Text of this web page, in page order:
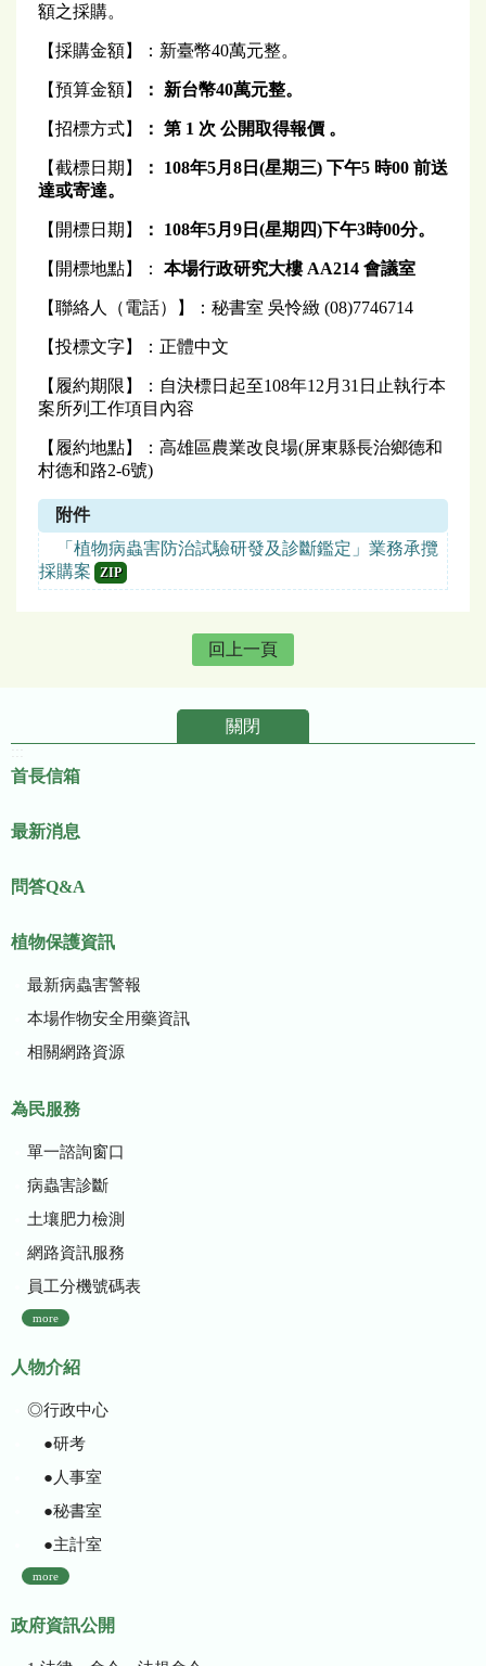
額之採購。
【採購金額】：新臺幣40萬元整。
【預算金額】 ： 新台幣40萬元整。
【招標方式】 ： 第 1 次 公開取得報價 。
【截標日期】 ： 108年5月8日(星期三) 下午5 時00 前送
達或寄達。
【開標日期】 ： 108年5月9日(星期 四)下午3時00分。
【開標地點】： 本場行政研究大樓 AA214 會議室
【聯絡人（電話）】：秘書室 吳怜緻 (08)7746714
【投標文字】：正體中文
【履約期限】：自決標日起至108年12月31日止執行本
案所列工作項目內容
【履約地點】：高雄區農業改良場(屏東縣長治鄉德和
村德和路2-6號)
附件
「植物病蟲害防治試驗研發及診斷鑑定」業務承攬
採購案
ZIP
回上一頁
關閉
首長信箱
最新消息
問答Q&A
植物保護資訊
最新病蟲害警報
本場作物安全用藥資訊
相關網路資源
為民服務
單一諮詢窗口
病蟲害診斷
土壤肥力檢測
網路資訊服務
員工分機號碼表
more
人物介紹
◎行政中心
●研考
●人事室
●秘書室
●主計室
more
政府資訊公開